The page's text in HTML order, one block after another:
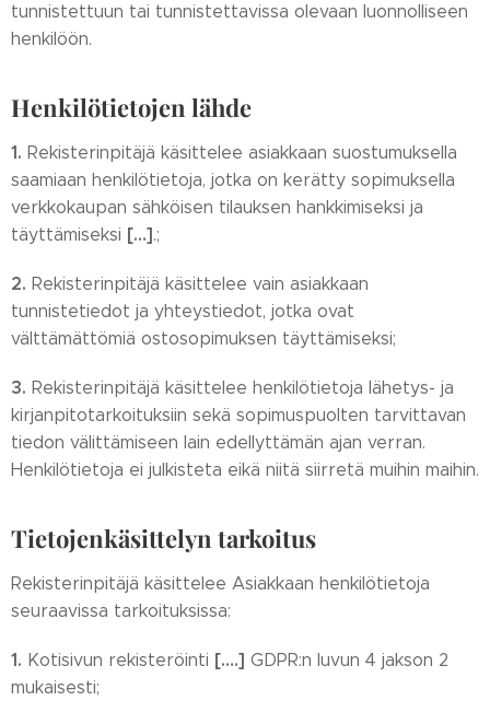
tunnistettuun tai tunnistettavissa olevaan luonnolliseen
henkilöön.
Henkilötietojen lähde
1. Rekisterinpitäjä käsittelee asiakkaan suostumuksella
saamiaan henkilötietoja, jotka on kerätty sopimuksella
verkkokaupan sähköisen tilauksen hankkimiseksi ja
täyttämiseksi […].;
2. Rekisterinpitäjä käsittelee vain asiakkaan
tunnistetiedot ja yhteystiedot, jotka ovat
välttämättömiä ostosopimuksen täyttämiseksi;
3. Rekisterinpitäjä käsittelee henkilötietoja lähetys- ja
kirjanpitotarkoituksiin sekä sopimuspuolten tarvittavan
tiedon välittämiseen lain edellyttämän ajan verran.
Henkilötietoja ei julkisteta eikä niitä siirretä muihin maihin.
Tietojenkäsittelyn tarkoitus
Rekisterinpitäjä käsittelee Asiakkaan henkilötietoja
seuraavissa tarkoituksissa:
1. Kotisivun rekisteröinti [….] GDPR:n luvun 4 jakson 2
mukaisesti;